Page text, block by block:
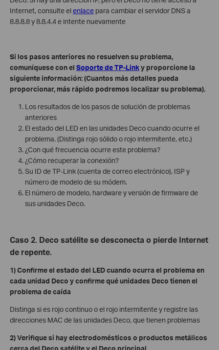
Internet, consulte el enlace para cambiar el servidor DNS a
8.8.8.8 y 8.8.4.4 e intente nuevamente
Si los pasos anteriores no resuelven su problema,
comuníquese con el Soporte de TP-Linky proporcione la
siguiente información: (Cuantos más detalles pueda
proporcionar, más rápido podremos localizar su problema).
Los resultados de los pasos de solución de problemas
anteriores
El estado del LED en las unidades Deco cuando ocurre el
problema. (Distinga rojo sólido o rojo intermitente, etc.)
¿Con qué frecuencia ocurre este problema?
¿Cómo recuperar la conexión?
Su ID de TP-Link (cuenta de correo electrónico), ISP y
número de modelo de su módem.
El número de modelo, hardware y versión de firmware de
sus unidades Deco.
Caso 2. Deco satélite se desconecta o pierde Internet
de repente.
1) Confirme el estado del LED cuando ocurra el problema en
cada unidad Deco y confirme qué unidades Deco tienen el
problema de caída
Distinga si es rojo continuo o el rojo intermitente y registre las
direcciones MAC de las unidades Deco, que tienen problemas
2) Verifique si hay electrodomésticos o productos metálicos
cerca del Deco satélite y el Deco principal